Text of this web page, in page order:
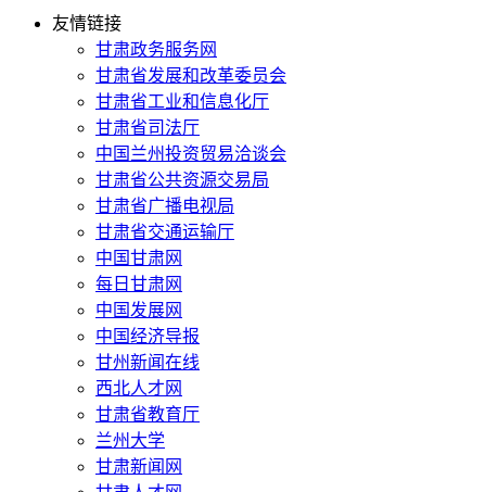
友情链接
甘肃政务服务网
甘肃省发展和改革委员会
甘肃省工业和信息化厅
甘肃省司法厅
中国兰州投资贸易洽谈会
甘肃省公共资源交易局
甘肃省广播电视局
甘肃省交通运输厅
中国甘肃网
每日甘肃网
中国发展网
中国经济导报
甘州新闻在线
西北人才网
甘肃省教育厅
兰州大学
甘肃新闻网